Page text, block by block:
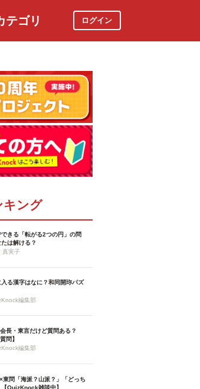
テゴリ ログイン
キング
きる「転がる2つの円」の問
は解ける？
真実子
入る漢字はなに？和同開珎パズ
編集部
長・東言だけど質問ある？
問】
編集部
東問「海派？山派？」「どっち
【QuizKnock雑談中】